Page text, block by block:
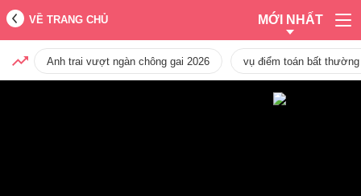
VỀ TRANG CHỦ MỚI NHẤT
Anh trai vượt ngàn chông gai 2026 vụ điểm toán bất